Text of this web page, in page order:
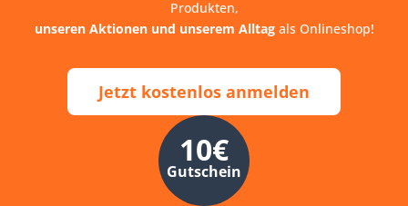
Produkten,
unseren Aktionen und unserem Alltagals Onlineshop!
Jetzt kostenlos anmelden
10€
Gutschein